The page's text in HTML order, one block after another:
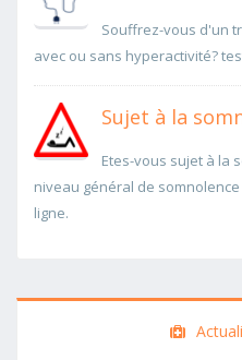
Souffrez-vous d'un
avec ou sans hyperactivité?
Sujet à la
Etes-vous sujet à la
niveau général de
ligne.